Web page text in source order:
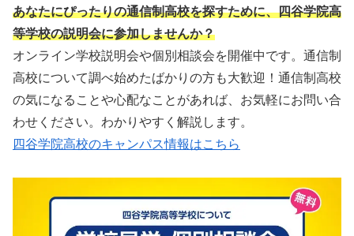
あなたにぴったりの通信制高校を探すために、四谷学院高
等学校の説明会に参加しませんか？
オンライン学校説明会や個別相談会を開催中です。通信制
高校について調べ始めたばかりの方も大歓迎！通信制高校
の気になることや心配なことがあれば、お気軽にお問い合
わせください。わかりやすく解説します。
四谷学院高校のキャンパス情報はこちら